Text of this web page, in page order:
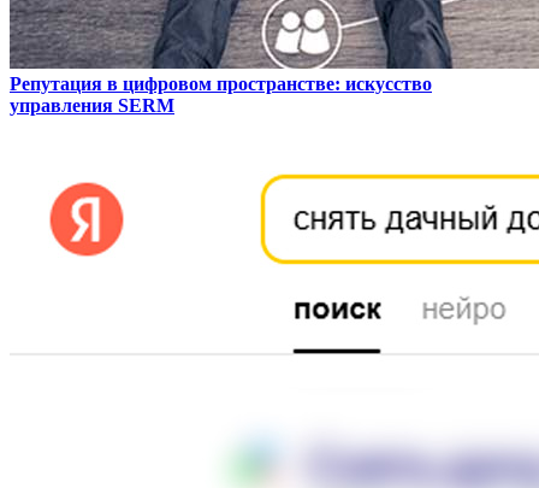
Репутация в цифровом пространстве: искусство
управления SERM